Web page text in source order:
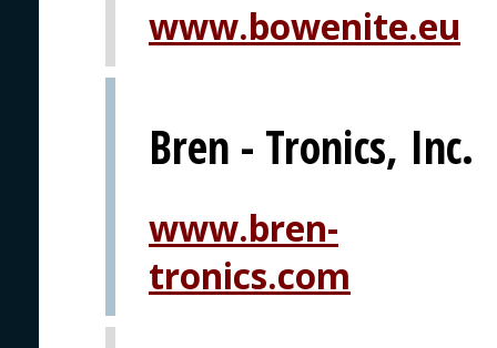
www.bowenite.eu
Bren - Tronics, Inc.
www.bren-
tronics.com